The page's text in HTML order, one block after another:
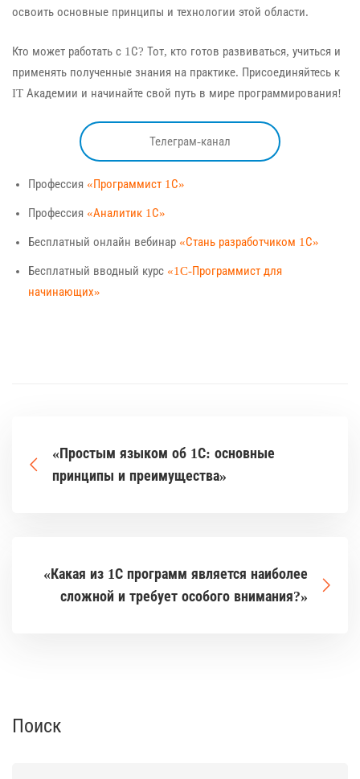
освоить основные принципы и технологии этой области.
Кто может работать с 1С? Тот, кто готов развиваться, учиться и
применять полученные знания на практике. Присоединяйтесь к
IT Академии и начинайте свой путь в мире программирования!
Телеграм-канал
Профессия «Программист 1С»
Профессия «Аналитик 1С»
Бесплатный онлайн вебинар «Стань разработчиком 1С»
Бесплатный вводный курс «1C-Программист для
начинающих»
«Простым языком об 1С: основные
принципы и преимущества»
«Какая из 1С программ является наиболее
сложной и требует особого внимания?»
Поиск